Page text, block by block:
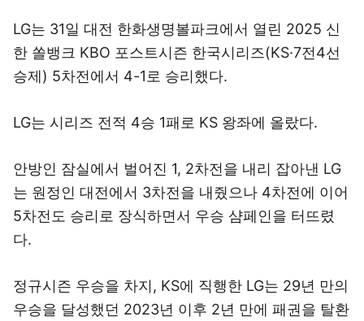
LG는 31일 대전 한화생명볼파크에서 열린 2025 신
한 쏠뱅크 KBO 포스트시즌 한국시리즈(KS·7전4선
승제) 5차전에서 4-1로 승리했다.
LG는 시리즈 전적 4승 1패로 KS 왕좌에 올랐다.
안방인 잠실에서 벌어진 1, 2차전을 내리 잡아낸 LG
는 원정인 대전에서 3차전을 내줬으나 4차전에 이어
5차전도 승리로 장식하면서 우승 샴페인을 터뜨렸
다.
정규시즌 우승을 차지, KS에 직행한 LG는 29년 만의
우승을 달성했던 2023년 이후 2년 만에 패권을 탈환